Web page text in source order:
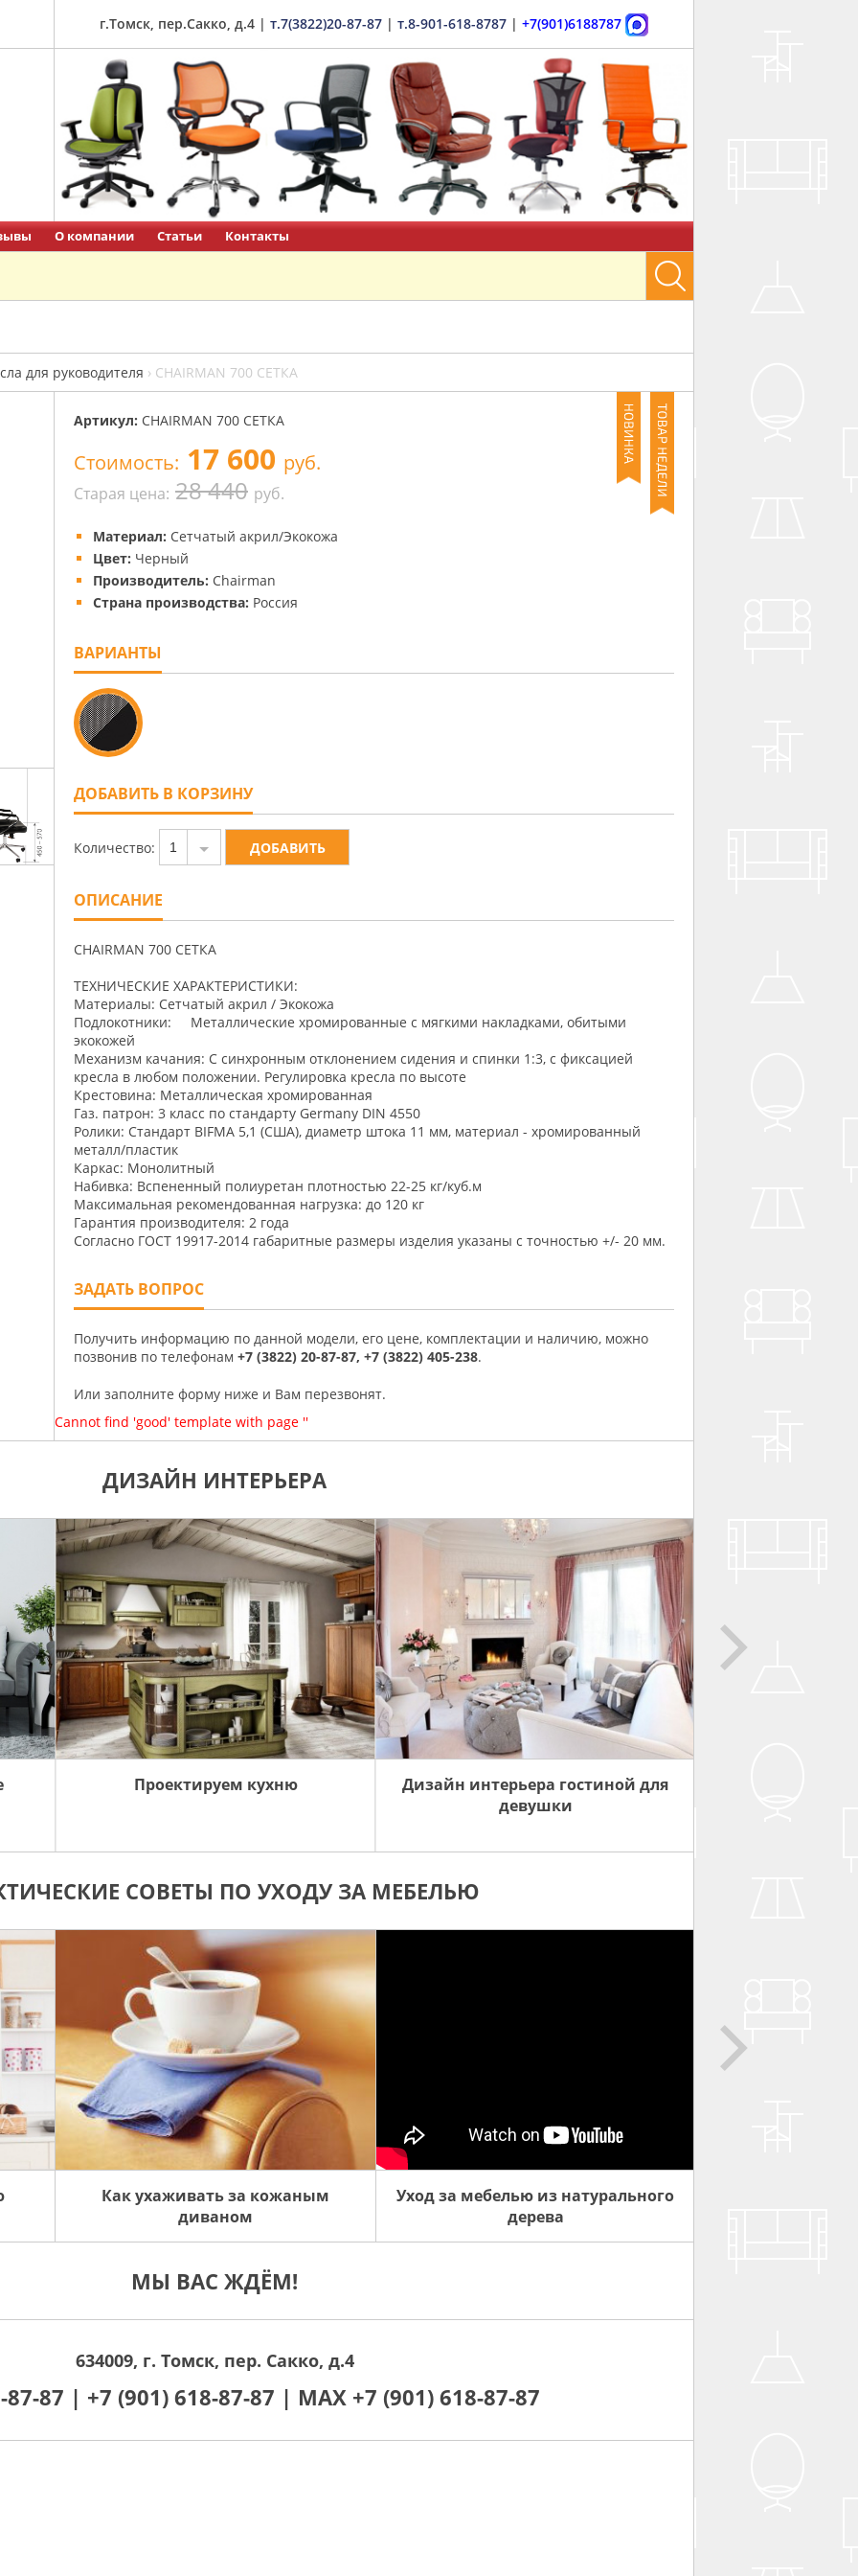
г.Томск, пер.Сакко, д.4 | т.7(3822)20-87-87 | т.8-901-618-8787 | +7(901)6188787
О компании Статьи Контакты
для руководителя › CHAIRMAN 700 СЕТКА
Артикул: CHAIRMAN 700 СЕТКА
Стоимость: 17 600 руб.
Старая цена: 28 440 руб.
Материал: Сетчатый акрил/Экокожа
Цвет: Черный
Производитель: Chairman
Страна производства: Россия
ВАРИАНТЫ
ДОБАВИТЬ В КОРЗИНУ
Количество: 1
ОПИСАНИЕ
CHAIRMAN 700 СЕТКА
ТЕХНИЧЕСКИЕ ХАРАКТЕРИСТИКИ:
Материалы: Сетчатый акрил / Экокожа
Подлокотники: Металлические хромированные с мягкими накладками, обитыми
экокожей
Механизм качания: С синхронным отклонением сидения и спинки 1:3, с фиксацией
кресла в любом положении. Регулировка кресла по высоте
Крестовина: Металлическая хромированная
Газ. патрон: 3 класс по стандарту Germany DIN 4550
Ролики: Стандарт BIFMA 5,1 (США), диаметр штока 11 мм, материал - хромированный
металл/пластик
Каркас: Монолитный
Набивка: Вспененный полиуретан плотностью 22-25 кг/куб.м
Максимальная рекомендованная нагрузка: до 120 кг
Гарантия производителя: 2 года
Согласно ГОСТ 19917-2014 габаритные размеры изделия указаны с точностью +/- 20 мм.
ЗАДАТЬ ВОПРОС
Получить информацию по данной модели, его цене, комплектации и наличию, можно
позвонив по телефонам +7 (3822) 20-87-87, +7 (3822) 405-238.
Или заполните форму ниже и Вам перезвонят.
Cannot find 'good' template with page ''
ДИЗАЙН ИНТЕРЬЕРА
Проектируем кухню
Дизайн интерьера гостиной для
девушки
СОВЕТЫ ПО УХОДУ ЗА МЕБЕЛЬЮ
Как ухаживать за кожаным
диваном
Уход за мебелью из натурального
дерева
МЫ ВАС ЖДЁМ!
634009, г. Томск, пер. Сакко, д.4
87-87 | +7 (901) 618-87-87 | MAX +7 (901) 618-87-87